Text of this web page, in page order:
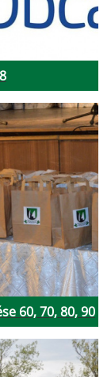
60, 70, 80, 90